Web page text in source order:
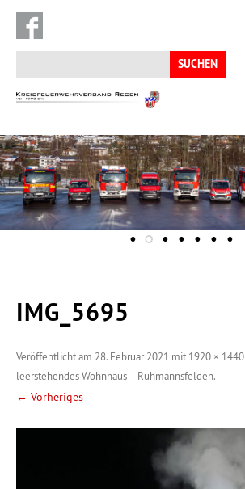
Suchen
nach:
KFV
IMG_5695
Veröffentlicht am 28. Februar 2021 mit 1920 × 1440
leerstehendes Wohnhaus – Ruhmannsfelden.
← Vorheriges